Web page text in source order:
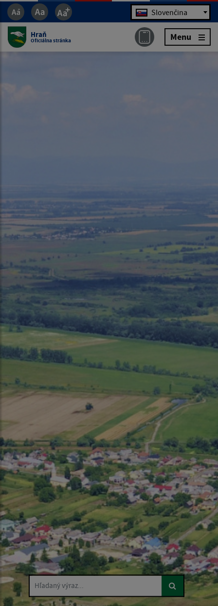
Jazyk Slovenčina
Hraň
Oficiálna stránka Menu
Hľadaný výraz...